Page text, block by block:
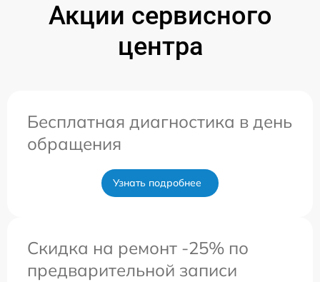
Акции сервисного
центра
Бесплатная диагностика в день
обращения
Узнать подробнее
Скидка на ремонт -25% по
предварительной записи